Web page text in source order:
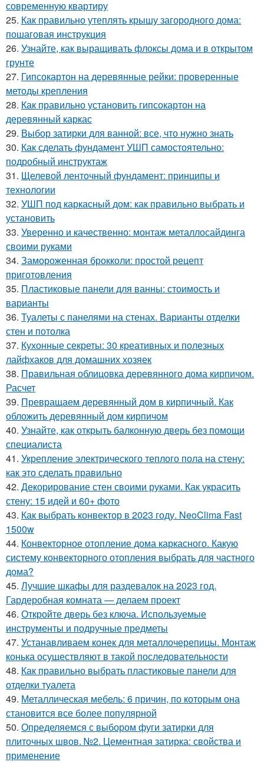
современную квартиру
25. Как правильно утеплять крышу загородного дома:
пошаговая инструкция
26. Узнайте, как выращивать флоксы дома и в открытом
грунте
27. Гипсокартон на деревянные рейки: проверенные
методы крепления
28. Как правильно установить гипсокартон на
деревянный каркас
29. Выбор затирки для ванной: все, что нужно знать
30. Как сделать фундамент УШП самостоятельно:
подробный инструктаж
31. Щелевой ленточный фундамент: принципы и
технологии
32. УШП под каркасный дом: как правильно выбрать и
установить
33. Уверенно и качественно: монтаж металлосайдинга
своими руками
34. Замороженная брокколи: простой рецепт
приготовления
35. Пластиковые панели для ванны: стоимость и
варианты
36. Туалеты с панелями на стенах. Варианты отделки
стен и потолка
37. Кухонные секреты: 30 креативных и полезных
лайфхаков для домашних хозяек
38. Правильная облицовка деревянного дома кирпичом.
Расчет
39. Превращаем деревянный дом в кирпичный. Как
обложить деревянный дом кирпичом
40. Узнайте, как открыть балконную дверь без помощи
специалиста
41. Укрепление электрического теплого пола на стену:
как это сделать правильно
42. Декорирование стен своими руками. Как украсить
стену: 15 идей и 60+ фото
43. Как выбрать конвектор в 2023 году. NeoClima Fast
1500w
44. Конвекторное отопление дома каркасного. Какую
систему конвекторного отопления выбрать для частного
дома?
45. Лучшие шкафы для раздевалок на 2023 год.
Гардеробная комната — делаем проект
46. Откройте дверь без ключа. Используемые
инструменты и подручные предметы
47. Устанавливаем конек для металлочерепицы. Монтаж
конька осуществляют в такой последовательности
48. Как правильно выбрать пластиковые панели для
отделки туалета
49. Металлическая мебель: 6 причин, по которым она
становится все более популярной
50. Определяемся с выбором фуги затирки для
плиточных швов. №2. Цементная затирка: свойства и
применение